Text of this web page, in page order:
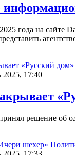
года на сайте
2025, 17:40
решение об